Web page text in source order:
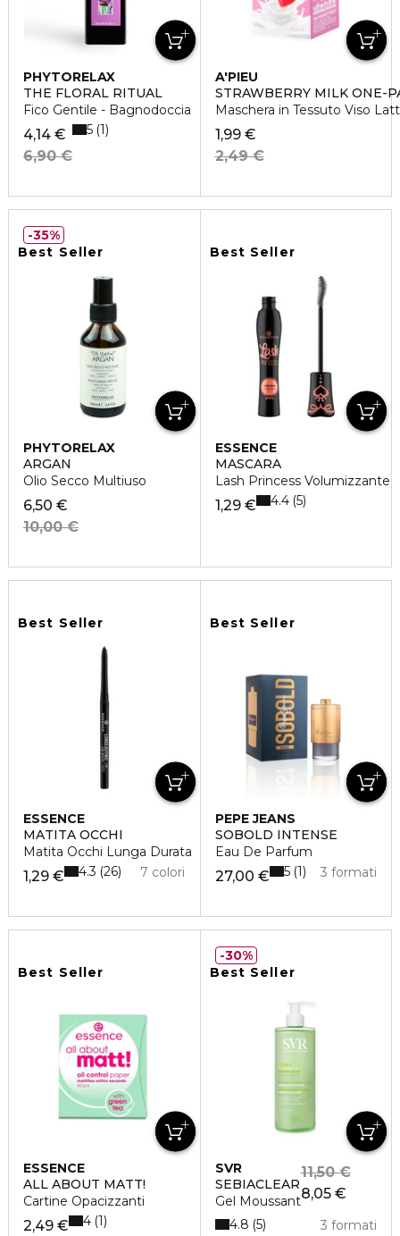
PHYTORELAX
THE FLORAL RITUAL
Fico Gentile - Bagnodoccia
4,14 €
6,90 €
5 1
A'PIEU
STRAWBERRY MILK ONE-
Maschera in Tessuto Viso
1,99 €
2,49 €
Best Seller
PHYTORELAX
ARGAN
Olio Secco Multiuso
6,50 €
10,00 €
35%
Best Seller
ESSENCE
MASCARA
Lash Princess Volumizzante
1,29 € 4.4 5
Best Seller
ESSENCE
MATITA OCCHI
Matita Occhi Lunga Durata
1,29 € 7 colori
4.3 26
Best Seller
PEPE JEANS
SOBOLD INTENSE
Eau De Parfum
27,00 € 3 formati
5 1
Best Seller
ESSENCE
ALL ABOUT MATT!
Cartine Opacizzanti
2,49 € 4 1
Best Seller
SVR
SEBIACLEAR
Gel Moussant8,05 €
11,50 €
3 formati
4.8 5
30%